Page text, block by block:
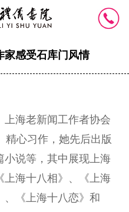
家感受石库门风情
上海老新闻工作者协会
精心习作，她先后出版
小说等，其中展现上海
上海十八相》、《上海
《上海十八恋》和